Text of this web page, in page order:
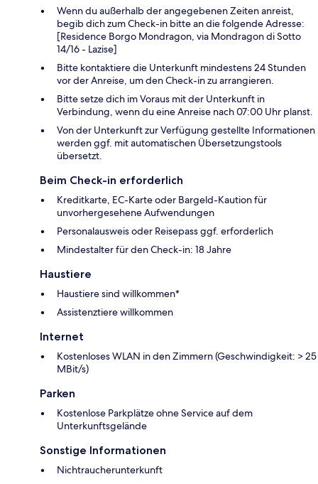
Wenn du außerhalb der angegebenen Zeiten anreist,
begib dich zum Check-in bitte an die folgende Adresse:
[Residence Borgo Mondragon, via Mondragon di Sotto
14/16 - Lazise]
Bitte kontaktiere die Unterkunft mindestens 24 Stunden
vor der Anreise, um den Check-in zu arrangieren.
Bitte setze dich im Voraus mit der Unterkunft in
Verbindung, wenn du eine Anreise nach 07:00 Uhr planst.
Von der Unterkunft zur Verfügung gestellte Informationen
werden ggf. mit automatischen Übersetzungstools
übersetzt.
Beim Check-in erforderlich
Kreditkarte, EC-Karte oder Bargeld-Kaution für
unvorhergesehene Aufwendungen
Personalausweis oder Reisepass ggf. erforderlich
Mindestalter für den Check-in: 18 Jahre
Haustiere
Haustiere sind willkommen*
Assistenztiere willkommen
Internet
Kostenloses WLAN in den Zimmern (Geschwindigkeit: > 25
MBit/s)
Parken
Kostenlose Parkplätze ohne Service auf dem
Unterkunftsgelände
Sonstige Informationen
Nichtraucherunterkunft